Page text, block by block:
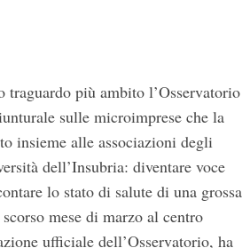
traguardo più ambito l’Osservatorio
sulle microimprese che la
insieme alle associazioni degli
dell’Insubria: diventare voce
lo stato di salute di una grossa
mese di marzo al centro
ufficiale dell’Osservatorio, ha